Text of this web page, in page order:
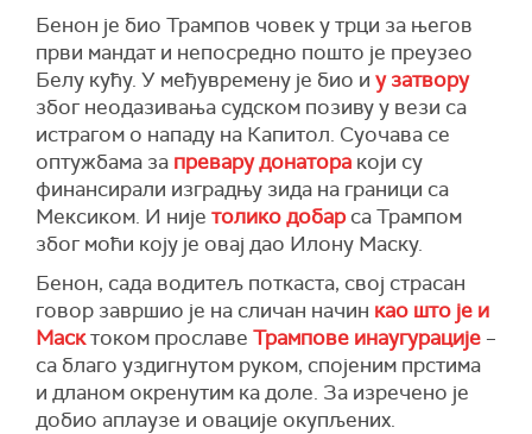
Бенон је био Трампов човек у трци за његов
први мандат и непосредно пошто је преузео
Белу кућу. У међувремену је био и у затвору
због неодазивања судском позиву у вези са
истрагом о нападу на Капитол. Суочава се
оптужбама за превару донатора који су
финансирали изградњу зида на граници са
Мексиком. И није толико добарса Трампом
због моћи коју је овај дао Илону Маску.
Бенон, сада водитељ поткаста, свој страсан
говор завршио је на сличан начин као што је и
Масктоком прославе Трампове инаугурације –
са благо уздигнутом руком, спојеним прстима
и дланом окренутим ка доле. За изречено је
добио аплаузе и овације окупљених.